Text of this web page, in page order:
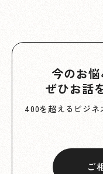
今のお悩
ぜひお話
400を超えるビジネ
ご